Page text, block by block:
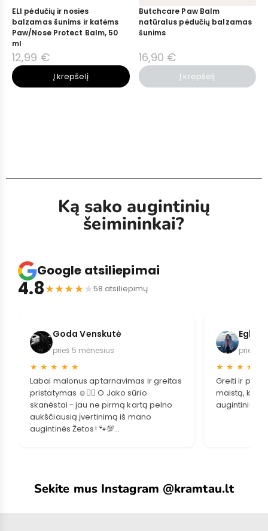
ELI pėdučių ir nosies
balzamas šunims ir katėms
Paw/Nose Protect Balm, 50
ml
12,99 €
Į krepšelį
Butchcare Paw Balm
natūralus pėdučių balzamas
šunims
16,90 €
Į krepšelį
Ką sako augintinių
šeimininkai?
Google atsiliepimai
4.8★★★★★58 atsiliepimų
Goda Venskutė
prieš 5 mėnesius
★ ★ ★ ★ ★
Labai malonus aptarnavimas ir greitas
pristatymas ☺️👌🏻 O Jako sūrio
skanėstai - jau ne pirmą kartą pelno
aukščiausią įvertinimą iš mano
augintinės Žetos! 🐾💯
Eglė S
prieš 2
★ ★ ★ ★
Greiti ir
maistą, kuris
augintiniui.
Sekite mus Instagram @kramtau.lt